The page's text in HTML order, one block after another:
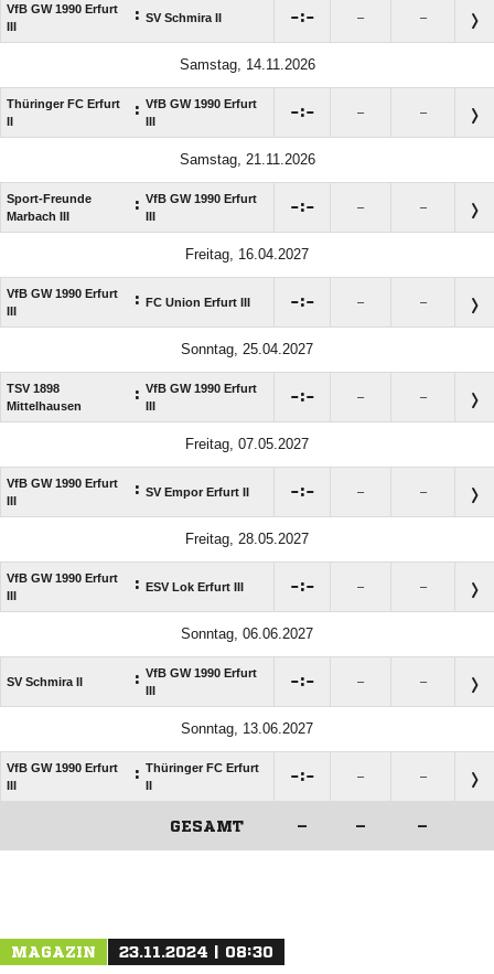
VfB GW 1990 Erfurt
III
: SV Schmira II : – –
Samstag, 14.11.2026
Thüringer FC Erfurt
II
: VfB GW 1990 Erfurt
III
: – –
Samstag, 21.11.2026
Sport-Freunde
Marbach III
: VfB GW 1990 Erfurt
III
: – –
Freitag, 16.04.2027
VfB GW 1990 Erfurt
III
: FC Union Erfurt III : – –
Sonntag, 25.04.2027
TSV 1898
Mittelhausen
: VfB GW 1990 Erfurt
III
: – –
Freitag, 07.05.2027
VfB GW 1990 Erfurt
III
: SV Empor Erfurt II : – –
Freitag, 28.05.2027
VfB GW 1990 Erfurt
III
: ESV Lok Erfurt III : – –
Sonntag, 06.06.2027
SV Schmira II : VfB GW 1990 Erfurt
III
: – –
Sonntag, 13.06.2027
VfB GW 1990 Erfurt
III
: Thüringer FC Erfurt
II
: – –
GESAMT – – –
MAGAZIN 23.11.2024 | 08:30